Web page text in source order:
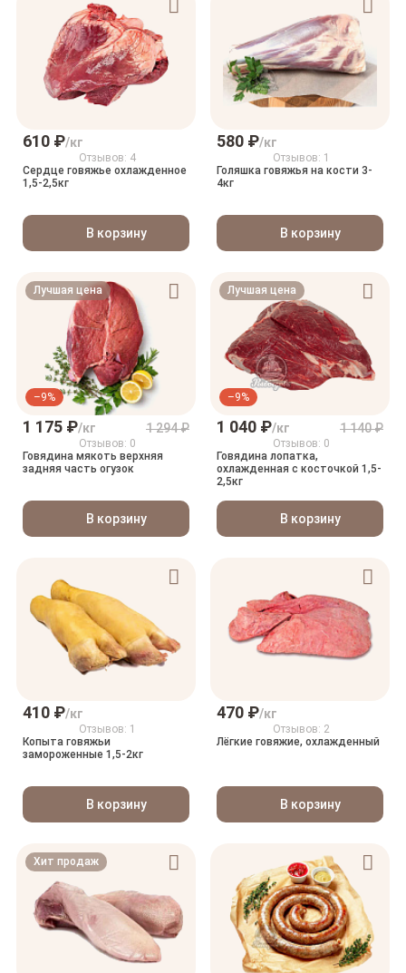
610 ₽/кг
Отзывов: 4
Сердце говяжье охлажденное
1,5-2,5кг
В корзину
580 ₽/кг
Отзывов: 1
Голяшка говяжья на кости 3-
4кг
В корзину
Лучшая цена
–9%
1 175 ₽/кг 1 294 ₽
Отзывов: 0
Говядина мякоть верхняя
задняя часть огузок
В корзину
Лучшая цена
–9%
1 040 ₽/кг 1 140 ₽
Отзывов: 0
Говядина лопатка,
охлажденная с косточкой 1,5-
2,5кг
В корзину
410 ₽/кг
Отзывов: 1
Копыта говяжьи
замороженные 1,5-2кг
В корзину
470 ₽/кг
Отзывов: 2
Лёгкие говяжие, охлажденный
В корзину
Хит продаж